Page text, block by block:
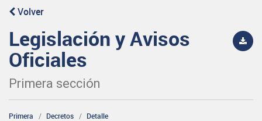
Volver
Legislación y Avisos
Oficiales
Primera sección
Primera Decretos Detalle